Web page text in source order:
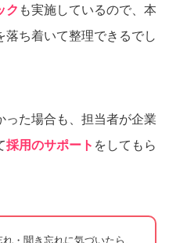
ク も実施しているので、本
ち着いて整理できるでし
った場合も、担当者が企業
採用のサポート をしてもら
・聞き忘れに気づいたら、